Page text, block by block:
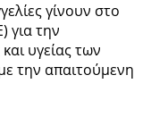
γίνουν στο
για την
υγείας των
την απαιτούμενη